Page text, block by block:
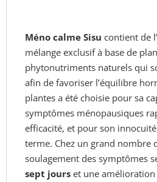
Méno calme Sisu contient de
mélange exclusif à base de
phytonutriments naturels qui
afin de favoriser l’équilibre
plantes a été choisie pour sa
symptômes ménopausiques
efficacité, et pour son
terme. Chez un grand nombre
soulagement des symptômes
sept jours et une